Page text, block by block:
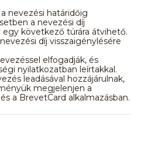
nevezési határidőig
a nevezési díj
következő túrára átvihető.
díj visszaigénylésére
elfogadják, és
nyilatkozatban leírtakkal.
leadásával hozzájárulnak,
megjelenjen a
a BrevetCard alkalmazásban.